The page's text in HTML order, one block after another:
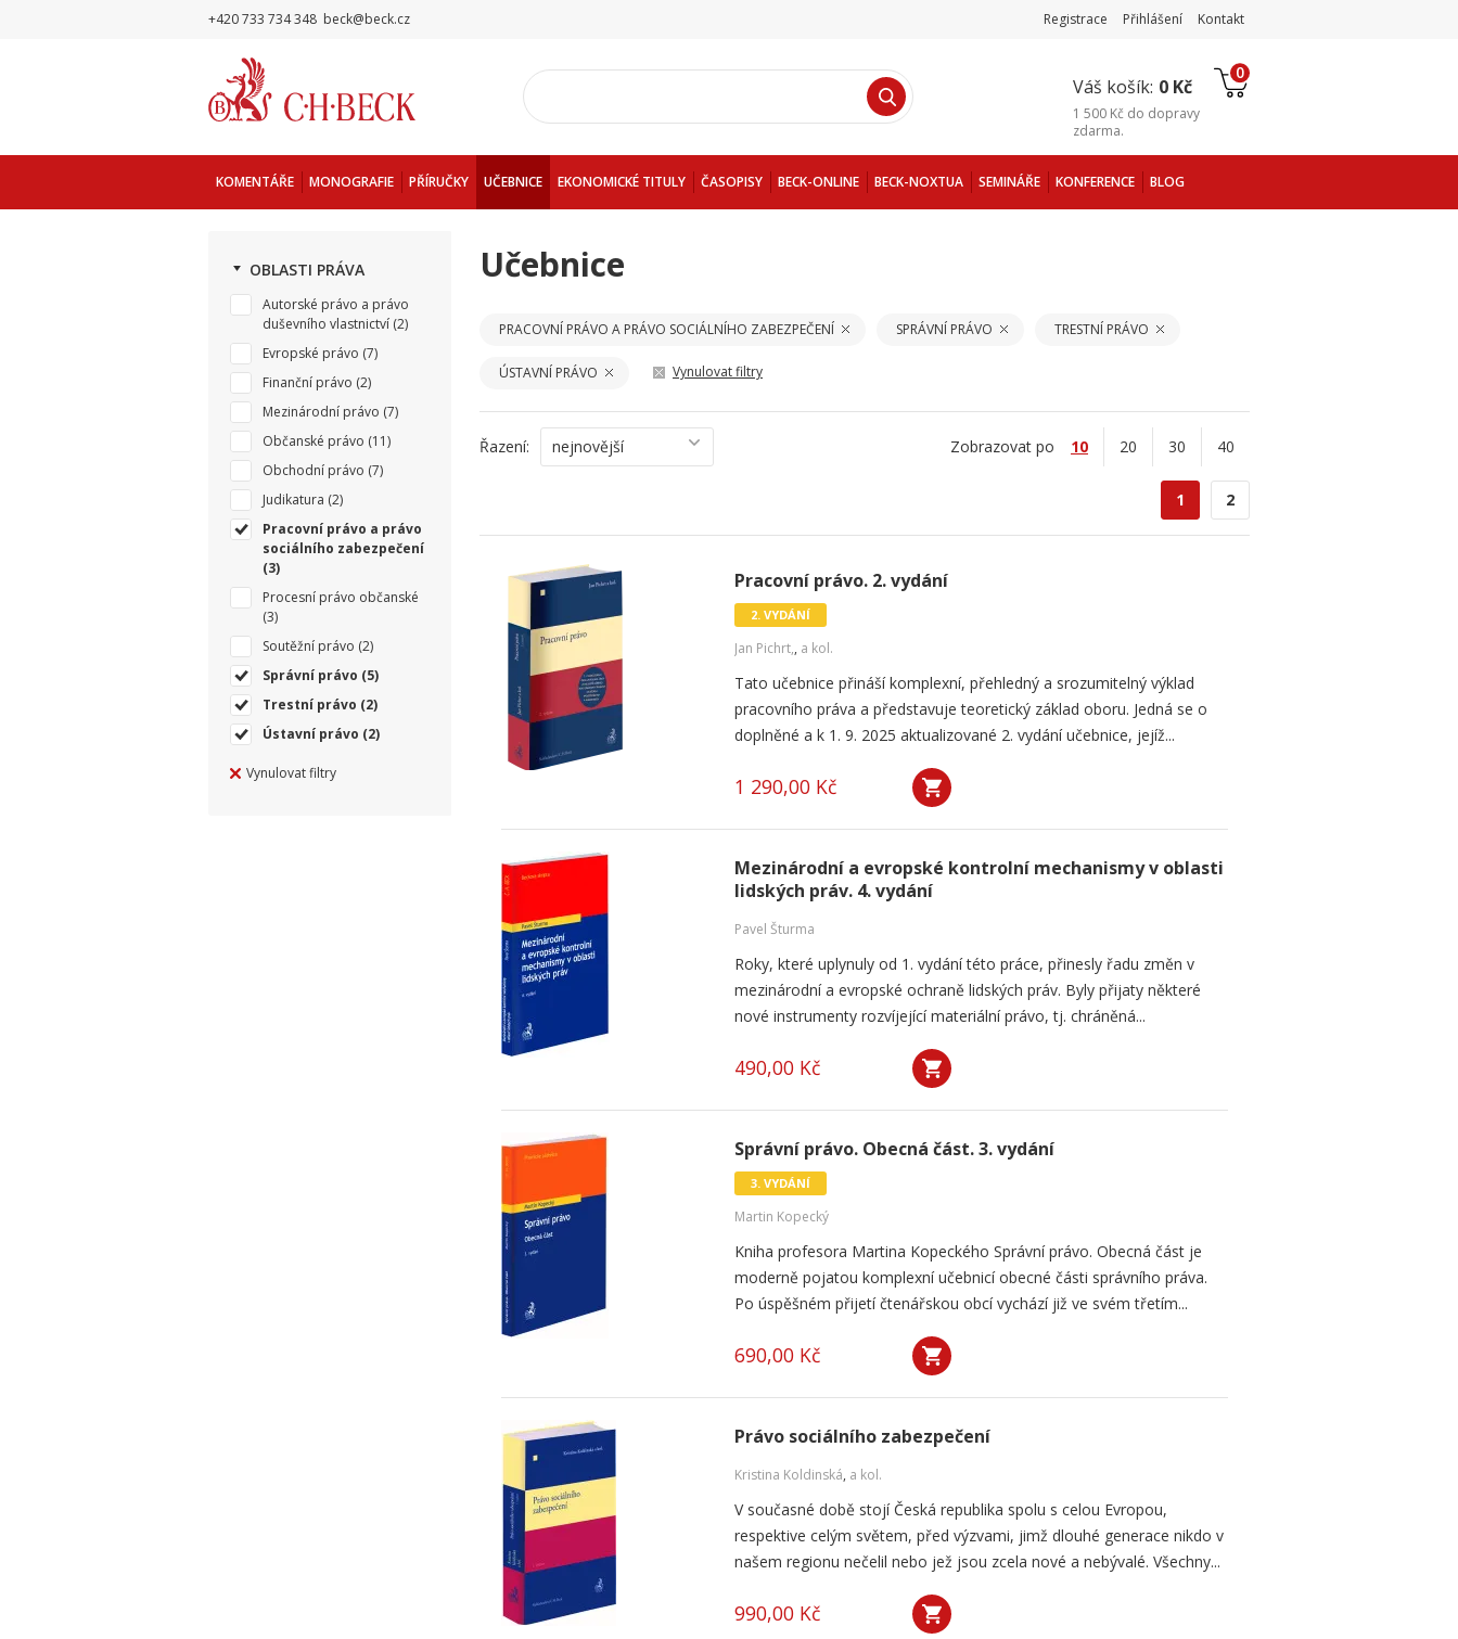
+420 733 734 348 beck@beck.cz Registrace Přihlášení Kontakt
Váš košík: 0 Kč
0
1 500 Kč do dopravy
zdarma.
KOMENTÁŘE MONOGRAFIE PŘÍRUČKY UČEBNICE EKONOMICKÉ TITULY ČASOPISY BECK-ONLINE BECK-NOXTUA SEMINÁŘE KONFERENCE BLOG
OBLASTI PRÁVA
Autorské právo a právo
duševního vlastnictví (2)
Evropské právo (7)
Finanční právo (2)
Mezinárodní právo (7)
Občanské právo (11)
Obchodní právo (7)
Judikatura (2)
Pracovní právo a právo
sociálního zabezpečení
(3)
Procesní právo občanské
(3)
Soutěžní právo (2)
Správní právo (5)
Trestní právo (2)
Ústavní právo (2)
Vynulovat filtry
Učebnice
PRACOVNÍ PRÁVO A PRÁVO SOCIÁLNÍHO ZABEZPEČENÍ SPRÁVNÍ PRÁVO TRESTNÍ PRÁVO
ÚSTAVNÍ PRÁVO Vynulovat filtry
Řazení: nejnovější Zobrazovat po 10 20 30 40
1 2
Pracovní právo. 2. vydání
2. VYDÁNÍ
Jan Pichrt,, a kol.
Tato učebnice přináší komplexní, přehledný a srozumitelný výklad
pracovního práva a představuje teoretický základ oboru. Jedná se o
doplněné a k 1. 9. 2025 aktualizované 2. vydání učebnice, jejíž...
1 290,00 Kč
Mezinárodní a evropské kontrolní mechanismy v oblasti
lidských práv. 4. vydání
Pavel Šturma
Roky, které uplynuly od 1. vydání této práce, přinesly řadu změn v
mezinárodní a evropské ochraně lidských práv. Byly přijaty některé
nové instrumenty rozvíjející materiální právo, tj. chráněná...
490,00 Kč
Správní právo. Obecná část. 3. vydání
3. VYDÁNÍ
Martin Kopecký
Kniha profesora Martina Kopeckého Správní právo. Obecná část je
moderně pojatou komplexní učebnicí obecné části správního práva.
Po úspěšném přijetí čtenářskou obcí vychází již ve svém třetím...
690,00 Kč
Právo sociálního zabezpečení
Kristina Koldinská, a kol.
V současné době stojí Česká republika spolu s celou Evropou,
respektive celým světem, před výzvami, jimž dlouhé generace nikdo v
našem regionu nečelil nebo jež jsou zcela nové a nebývalé. Všechny...
990,00 Kč